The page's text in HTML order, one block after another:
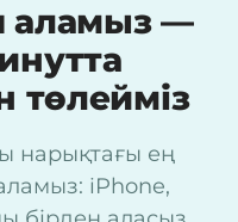
аламыз —
төлейміз
нарықтағы ең
iPhone,